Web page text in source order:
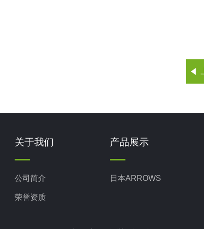
关于我们
公司简介
荣誉资质
产品展示
日本ARROWS